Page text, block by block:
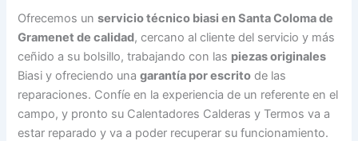
Ofrecemos unservicio técnico biasi en Santa Coloma de
Gramenet de calidad, cercano al cliente del servicio y más
ceñido a su bolsillo, trabajando con las piezas originales
Biasi y ofreciendo unagarantía por escrito de las
reparaciones. Confíe en la experiencia de un referente en el
campo, y pronto su Calentadores Calderas y Termos va a
estar reparado y va a poder recuperar su funcionamiento.